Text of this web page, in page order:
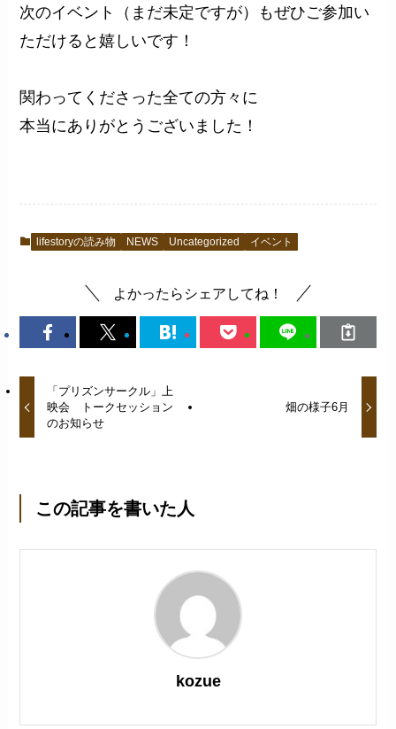
次のイベント（まだ未定ですが）もぜひご参加い
ただけると嬉しいです！
関わってくださった全ての方々に
本当にありがとうございました！
lifestoryの読み物 NEWS Uncategorized イベント
よかったらシェアしてね！
「プリズンサークル」上
映会 トークセッション
のお知らせ
畑の様子6月
この記事を書いた人
kozue